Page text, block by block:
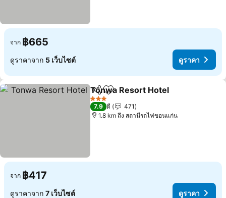
จาก ฿665
ดูราคาจาก 5 เว็บไซต์ ดูราคา
แชร์ เพิ่มในรายการโปรด
Tonwa Resort Hotel
3 ดาว
7.9 ดี
471
1.8 km ถึง สถานีรถไฟขอนแก่น
จาก ฿417
ดูราคาจาก 7 เว็บไซต์ ดูราคา